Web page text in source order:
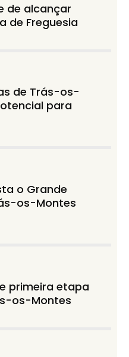
de alcançar
de Freguesia
de Trás-os-
para
o Grande
os-Montes
primeira etapa
os-Montes